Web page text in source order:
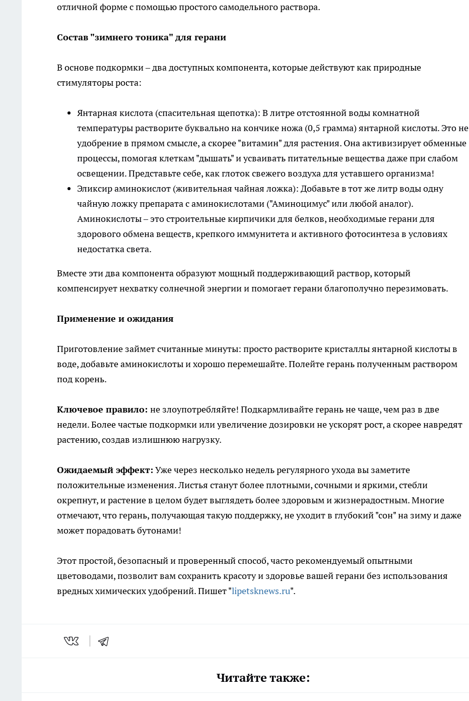
отличной форме с помощью простого самодельного раствора.
Состав "зимнего тоника" для герани
В основе подкормки – два доступных компонента, которые действуют как природные
стимуляторы роста:
Янтарная кислота (спасительная щепотка): В литре отстоянной воды комнатной
температуры растворите буквально на кончике ножа (0,5 грамма) янтарной кислоты. Это не
удобрение в прямом смысле, а скорее "витамин" для растения. Она активизирует обменные
процессы, помогая клеткам "дышать" и усваивать питательные вещества даже при слабом
освещении. Представьте себе, как глоток свежего воздуха для уставшего организма!
Эликсир аминокислот (живительная чайная ложка): Добавьте в тот же литр воды одну
чайную ложку препарата с аминокислотами ("Аминоцимус" или любой аналог).
Аминокислоты – это строительные кирпичики для белков, необходимые герани для
здорового обмена веществ, крепкого иммунитета и активного фотосинтеза в условиях
недостатка света.
Вместе эти два компонента образуют мощный поддерживающий раствор, который
компенсирует нехватку солнечной энергии и помогает герани благополучно перезимовать.
Применение и ожидания
Приготовление займет считанные минуты: просто растворите кристаллы янтарной кислоты в
воде, добавьте аминокислоты и хорошо перемешайте. Полейте герань полученным раствором
под корень.
Ключевое правило: не злоупотребляйте! Подкармливайте герань не чаще, чем раз в две
недели. Более частые подкормки или увеличение дозировки не ускорят рост, а скорее навредят
растению, создав излишнюю нагрузку.
Ожидаемый эффект: Уже через несколько недель регулярного ухода вы заметите
положительные изменения. Листья станут более плотными, сочными и яркими, стебли
окрепнут, и растение в целом будет выглядеть более здоровым и жизнерадостным. Многие
отмечают, что герань, получающая такую поддержку, не уходит в глубокий "сон" на зиму и даже
может порадовать бутонами!
Этот простой, безопасный и проверенный способ, часто рекомендуемый опытными
цветоводами, позволит вам сохранить красоту и здоровье вашей герани без использования
вредных химических удобрений. Пишет "lipetsknews.ru".
Читайте также: